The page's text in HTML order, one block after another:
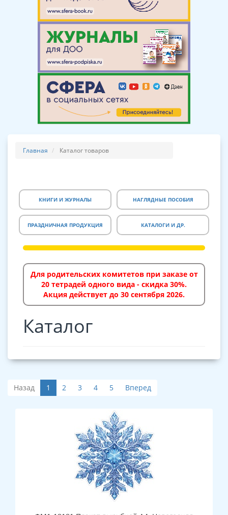
Главная Каталог товаров
КНИГИ И ЖУРНАЛЫ НАГЛЯДНЫЕ ПОСОБИЯ
ПРАЗДНИЧНАЯ ПРОДУКЦИЯ КАТАЛОГИ И ДР.
Для родительских комитетов при заказе от
20 тетрадей одного вида - скидка 30%.
Акция действует до 30 сентября 2026.
Каталог
Назад 1 2 3 4 5 Вперед